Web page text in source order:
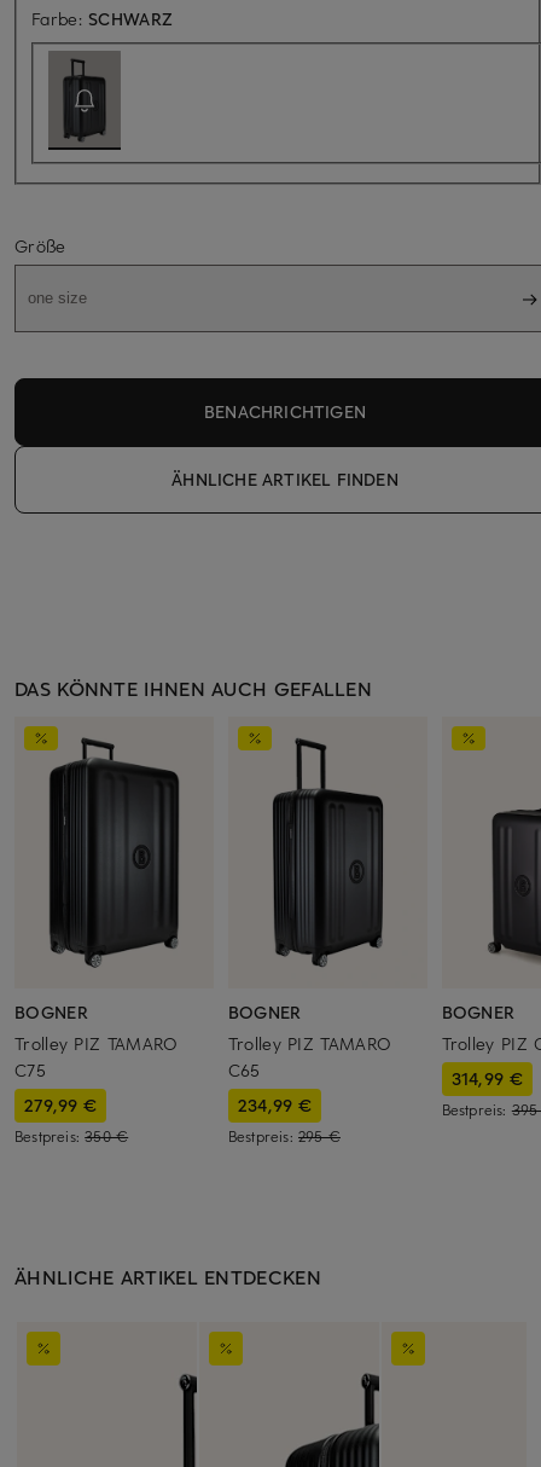
Farbe: SCHWARZ
Größe
one size
BENACHRICHTIGEN
ÄHNLICHE ARTIKEL FINDEN
DAS KÖNNTE IHNEN AUCH GEFALLEN
BOGNER
Trolley PIZ TAMARO
C75
279,99 €
Bestpreis:350 €
BOGNER
Trolley PIZ TAMARO
C65
234,99 €
Bestpreis: 295 €
BOGNER
Trolley PIZ
314,99 €
Bestpreis:
ÄHNLICHE ARTIKEL ENTDECKEN